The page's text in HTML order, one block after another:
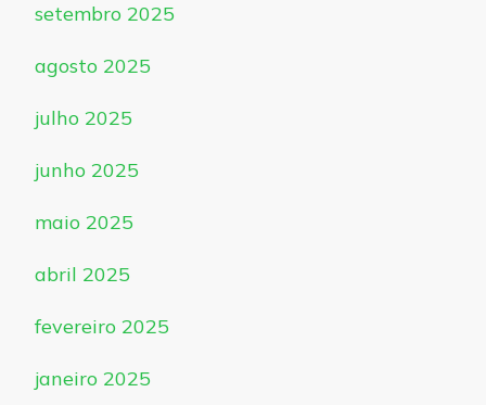
setembro 2025
agosto 2025
julho 2025
junho 2025
maio 2025
abril 2025
fevereiro 2025
janeiro 2025